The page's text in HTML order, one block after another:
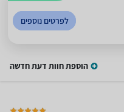
לפרטים נוספים
הוספת חוות דעת חדשה